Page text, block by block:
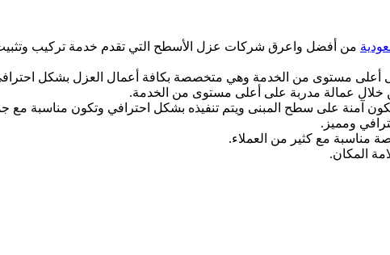
من أفضل واعرق شركات عزل الأسطح التي تقدم خدمة تركيب وتثبيت
أعلى مستوى من الخدمة وهي متخصصة بكافة أعمال العزل بشكل
عمالة مدربة على أعلى مستوى من الخدمة.
آمنة على سطح المبنى ويتم تنفيذه بشكل احترافي وتكون مناسبة مع
ومميز.
مناسبة مع كثير من العملاء.
المكان.